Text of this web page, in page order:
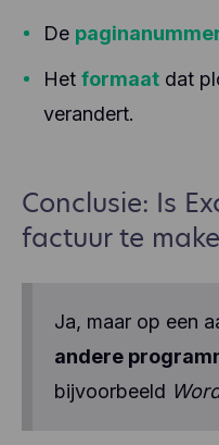
De
Het formaat dat
verandert.
Conclusie: Is
factuur te
Ja, maar op een
andere
bijvoorbeeld